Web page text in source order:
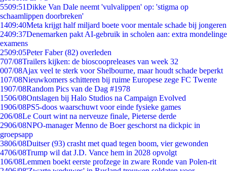
5509:51Dikke Van Dale neemt 'vulvalippen' op: 'stigma op
schaamlippen doorbreken'
1409:40Meta krijgt half miljard boete voor mentale schade bij jongeren
2409:37Denemarken pakt AI-gebruik in scholen aan: extra mondelinge
examens
2509:05Peter Faber (82) overleden
707/08Trailers kijken: de bioscoopreleases van week 32
007/08Ajax veel te sterk voor Shelbourne, maar houdt schade beperkt
107/08Nieuwkomers schitteren bij ruime Europese zege FC Twente
1907/08Random Pics van de Dag #1978
1506/08Ontslagen bij Halo Studios na Campaign Evolved
1906/08PS5-doos waarschuwt voor einde fysieke games
206/08Le Court wint na nerveuze finale, Pieterse derde
2906/08NPO-manager Menno de Boer geschorst na dickpic in
groepsapp
3806/08Duitser (93) crasht met quad tegen boom, vier gewonden
4706/08Trump wil dat J.D. Vance hem in 2028 opvolgt
106/08Lemmen boekt eerste profzege in zware Ronde van Polen-rit